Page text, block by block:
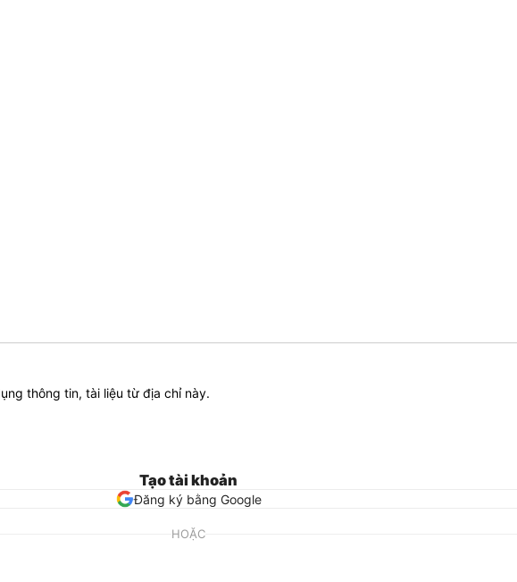
thông tin, tài liệu từ địa chỉ này.
Tạo tài khoản
Đăng ký bằng Google
HOẶC